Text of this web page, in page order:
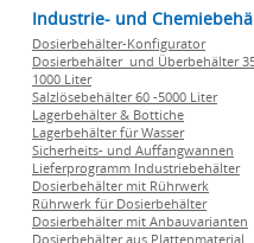
Industrie- und
Dosierbehälter-Konfigurator
Dosierbehälter und Überbehälter
1000 Liter
Salzlösebehälter 60 -5000 Liter
Lagerbehälter & Bottiche
Lagerbehälter für Wasser
Sicherheits- und Auffangwannen
Lieferprogramm Industriebehälter
Dosierbehälter mit Rührwerk
Rührwerk für Dosierbehälter
Dosierbehälter mit Anbauvarianten
Dosierbehälter aus Plattenmaterial